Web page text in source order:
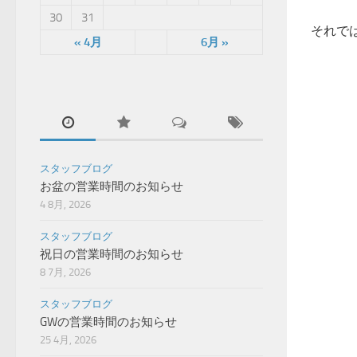
それで
« 4月 6月 »
30 31
スタッフブログ
お盆の営業時間のお知らせ
4 8月, 2026
スタッフブログ
祝日の営業時間のお知らせ
8 7月, 2026
スタッフブログ
GWの営業時間のお知らせ
25 4月, 2026